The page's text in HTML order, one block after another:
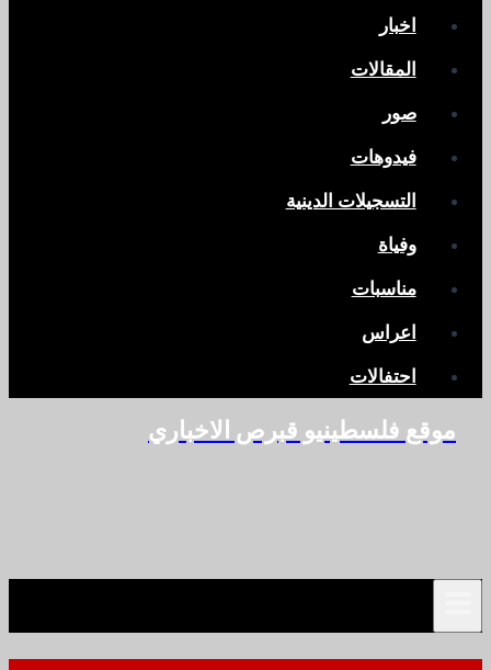
اخبار
المقالات
صور
فيدوهات
التسجيلات الدينية
وفياة
مناسبات
اعراس
احتفالات
موقع فلسطينيو قبرص الاخباري